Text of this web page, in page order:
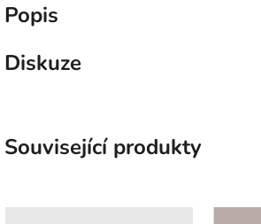
Popis
Diskuze
Související produkty